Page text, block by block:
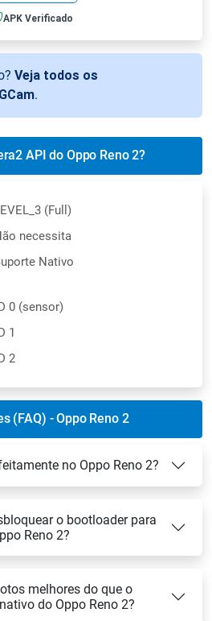
APK Verificado
Veja todos os
.
API do Oppo Reno 2?
(Full)
necessita
Nativo
0 (sensor)
1
2
(FAQ) - Oppo Reno 2
no Oppo Reno 2?
o bootloader para
Reno 2?
melhores do que o
do Oppo Reno 2?